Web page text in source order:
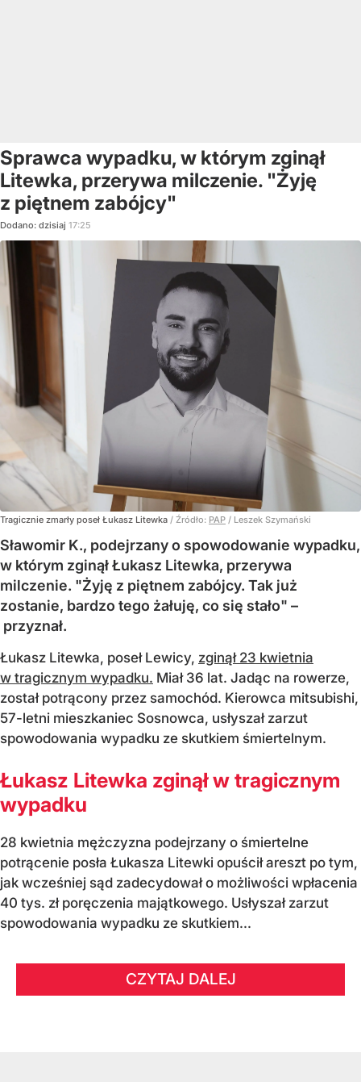
Sprawca wypadku, w którym zginął
Litewka, przerywa milczenie. "Żyję
z piętnem zabójcy"
Dodano: dzisiaj 17:25
Tragicznie zmarły poseł Łukasz Litewka / Źródło: PAP / Leszek Szymański
Sławomir K., podejrzany o spowodowanie wypadku,
w którym zginął Łukasz Litewka, przerywa
milczenie. "Żyję z piętnem zabójcy. Tak już
zostanie, bardzo tego żałuję, co się stało" –
przyznał.
Łukasz Litewka, poseł Lewicy, zginął 23 kwietnia
w tragicznym wypadku. Miał 36 lat. Jadąc na rowerze,
został potrącony przez samochód. Kierowca mitsubishi,
57-letni mieszkaniec Sosnowca, usłyszał zarzut
spowodowania wypadku ze skutkiem śmiertelnym.
Łukasz Litewka zginął w tragicznym
wypadku
28 kwietnia mężczyzna podejrzany o śmiertelne
potrącenie posła Łukasza Litewki opuścił areszt po tym,
jak wcześniej sąd zadecydował o możliwości wpłacenia
40 tys. zł poręczenia majątkowego. Usłyszał zarzut
spowodowania wypadku ze skutkiem...
CZYTAJ DALEJ